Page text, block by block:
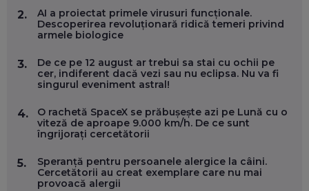
MARIUS PAȘCULEA, COFONDATOR AL KULTH: CUM
FOLOSEȘTI TEHNOLOGIA CA SĂ ÎȚI DESCHIZI DRUMUL
EP. 57
EFICIENT VIAȚA ONLINE. ȘI CARE SUNT PRIMII PAȘI ÎNTR-O
CARIERĂ DE „HACKER CU PERMIS”
EP. 56
DOINA VÎLCEANU, CONTENTSPEED: VREI SUCCES ONLINE?
ÎNVAȚĂ AEO ȘI GEO!
2.
AI a proiectat primele virusuri funcționale.
Descoperirea revoluționară ridică temeri privind
armele biologice
3.
De ce pe 12 august ar trebui sa stai cu ochii pe
cer, indiferent dacă vezi sau nu eclipsa. Nu va fi
singurul eveniment astral!
4.
O rachetă SpaceX se prăbușește azi pe Lună cu o
viteză de aproape 9.000 km/h. De ce sunt
îngrijorați cercetătorii
5.
Speranță pentru persoanele alergice la câini.
Cercetătorii au creat exemplare care nu mai
provoacă alergii